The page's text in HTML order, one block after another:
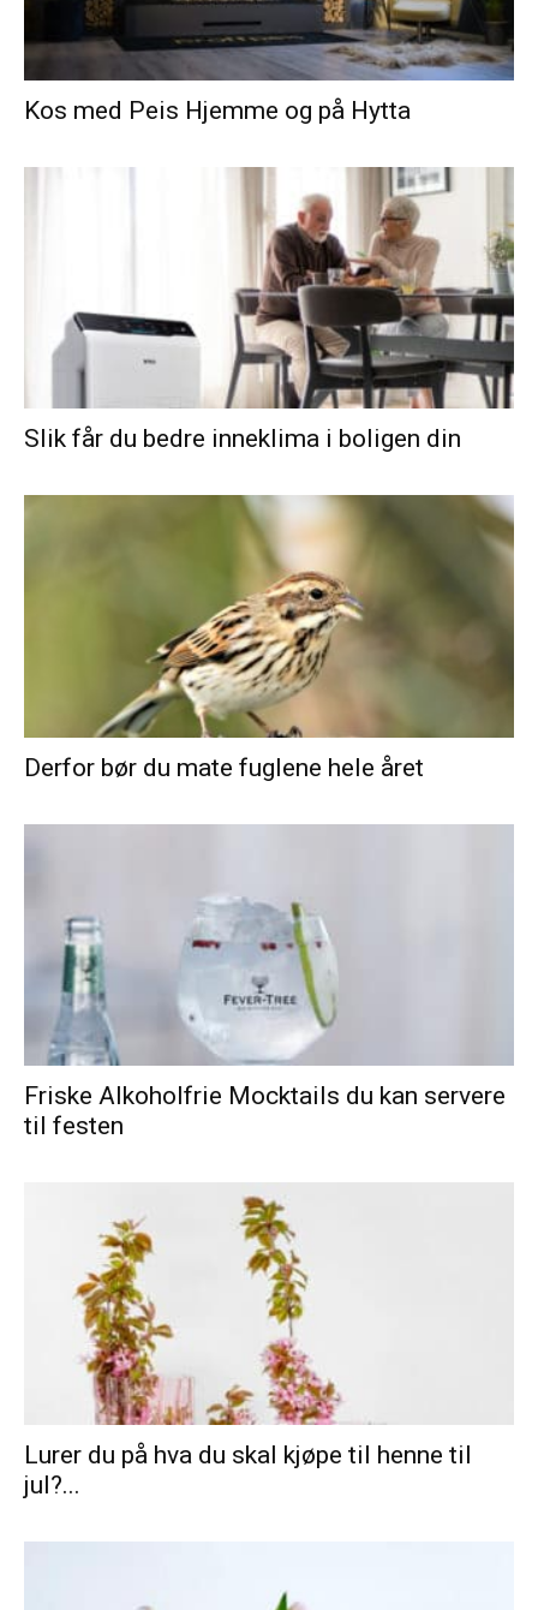
Kos med Peis Hjemme og på Hytta
Slik får du bedre inneklima i boligen din
Derfor bør du mate fuglene hele året
Friske Alkoholfrie Mocktails du kan servere
til festen
Lurer du på hva du skal kjøpe til henne til
jul?...